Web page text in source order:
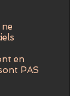
en
PAS